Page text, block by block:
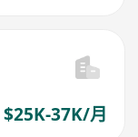
$25K-37K/月